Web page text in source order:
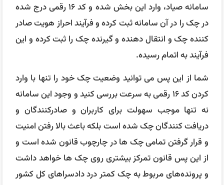
سامانه صیاد، وارد این بخش شده و کد ۱۶ رقمی درج شده
در چک را در آن سامانه ثبت کرده و فرآیند احراز هویت صادر
کننده چک و انتقال دهنده و گیرنده چک را ثبت کرده و این
فرآیند به اتمام رسیده.
شما از این پس می توانید وضعیت چک خود را تنها با وارد
کردن کد ۱۶ رقمی به سرعت بررسی کنید و وجود این سامانه
نه تنها موجب سهولت برای کاربران و صادرکنندگان و
دریافت کنندگان چک شده است بلکه باعث بالا رفتن امنیت
و قرار گرفتن تمامی چک ها در چارچوب قانون شده است و
از این پس قانون تمرکز بیشتری روی چک ها خواهد داشت
و پرونده‌های مربوط به چک کمتر درد دادسراهای کل کشور